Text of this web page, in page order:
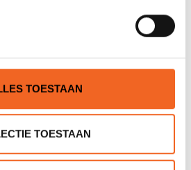
TOESTAAN
TOESTAAN